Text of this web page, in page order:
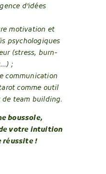
d’idées
motivation et
psychologiques
(stress, burn-
;
communication
comme outil
de team building.
boussole,
votre intuition
réussite !